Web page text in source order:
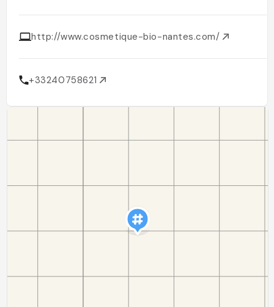
http://www.cosmetique-bio-nantes.com/
+33240758621